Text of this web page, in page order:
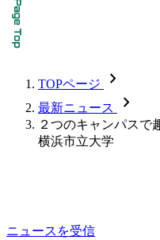
TOPページ chevron_forward
最新ニュース chevron_forward
２つのキャンパス
横浜市立大学
ニュースを受信